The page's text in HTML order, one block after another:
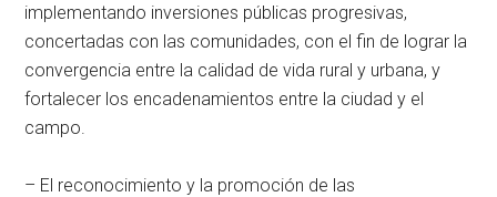
implementando inversiones públicas progresivas,
concertadas con las comunidades, con el fin de lograr la
convergencia entre la calidad de vida rural y urbana, y
fortalecer los encadenamientos entre la ciudad y el
campo.
– El reconocimiento y la promoción de las